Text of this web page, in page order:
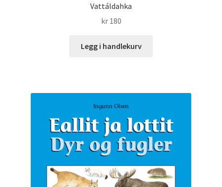
Vattáldahka
kr180
Legg i handlekurv